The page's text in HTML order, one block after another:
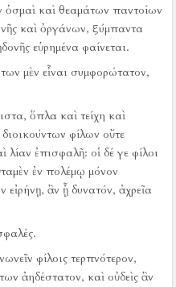
ὀσμαὶ καὶ θεαμάτων παντοίων
καὶ ὀργάνων, ξύμπαντα
εὑρημένα φαίνεται.
μὲν εἶναι συμφορώτατον,
ὅπλα καὶ τείχη καὶ
φίλων οὔτε
λίαν ἐπισφαλῆ: οἱ δέ γε φίλοι
ἐν πολέμῳ μόνον
εἰρήνῃ, ἂν ᾖ δυνατόν, ἀχρεῖα
φίλοις τερπνότερον,
ἀηδέστατον, καὶ οὐδεὶς ἂν